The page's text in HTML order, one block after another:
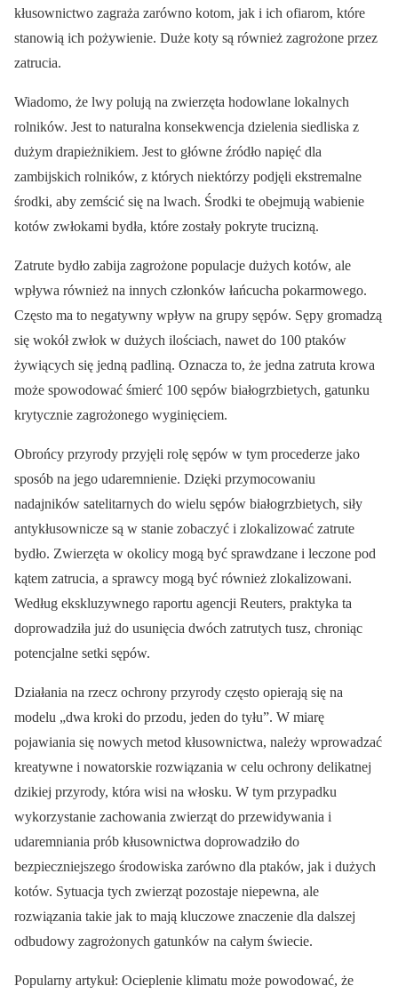
kłusownictwo zagraża zarówno kotom, jak i ich ofiarom, które
stanowią ich pożywienie. Duże koty są również zagrożone przez
zatrucia.
Wiadomo, że lwy polują na zwierzęta hodowlane lokalnych
rolników. Jest to naturalna konsekwencja dzielenia siedliska z
dużym drapieżnikiem. Jest to główne źródło napięć dla
zambijskich rolników, z których niektórzy podjęli ekstremalne
środki, aby zemścić się na lwach. Środki te obejmują wabienie
kotów zwłokami bydła, które zostały pokryte trucizną.
Zatrute bydło zabija zagrożone populacje dużych kotów, ale
wpływa również na innych członków łańcucha pokarmowego.
Często ma to negatywny wpływ na grupy sępów. Sępy gromadzą
się wokół zwłok w dużych ilościach, nawet do 100 ptaków
żywiących się jedną padliną. Oznacza to, że jedna zatruta krowa
może spowodować śmierć 100 sępów białogrzbietych, gatunku
krytycznie zagrożonego wyginięciem.
Obrońcy przyrody przyjęli rolę sępów w tym procederze jako
sposób na jego udaremnienie. Dzięki przymocowaniu
nadajników satelitarnych do wielu sępów białogrzbietych, siły
antykłusownicze są w stanie zobaczyć i zlokalizować zatrute
bydło. Zwierzęta w okolicy mogą być sprawdzane i leczone pod
kątem zatrucia, a sprawcy mogą być również zlokalizowani.
Według ekskluzywnego raportu agencji Reuters, praktyka ta
doprowadziła już do usunięcia dwóch zatrutych tusz, chroniąc
potencjalne setki sępów.
Działania na rzecz ochrony przyrody często opierają się na
modelu „dwa kroki do przodu, jeden do tyłu”. W miarę
pojawiania się nowych metod kłusownictwa, należy wprowadzać
kreatywne i nowatorskie rozwiązania w celu ochrony delikatnej
dzikiej przyrody, która wisi na włosku. W tym przypadku
wykorzystanie zachowania zwierząt do przewidywania i
udaremniania prób kłusownictwa doprowadziło do
bezpieczniejszego środowiska zarówno dla ptaków, jak i dużych
kotów. Sytuacja tych zwierząt pozostaje niepewna, ale
rozwiązania takie jak to mają kluczowe znaczenie dla dalszej
odbudowy zagrożonych gatunków na całym świecie.
Popularny artykuł: Ocieplenie klimatu może powodować, że